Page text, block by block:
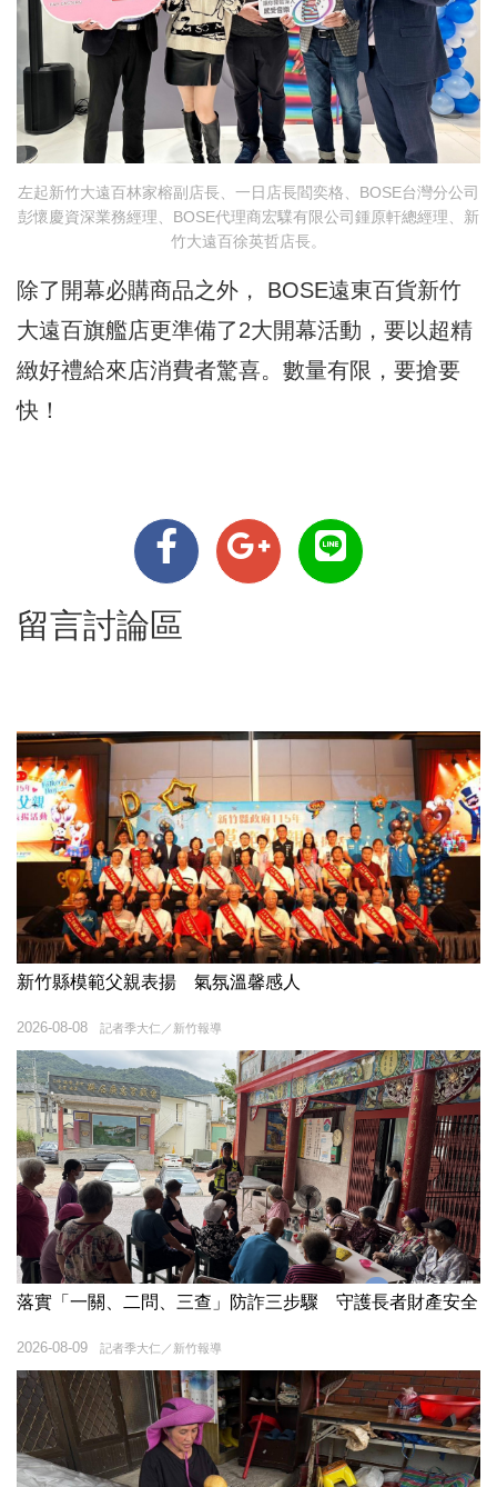
左起新竹大遠百林家榕副店長、一日店長閻奕格、BOSE台灣分公司
彭懷慶資深業務經理、BOSE代理商宏驜有限公司鍾原軒總經理、新
竹大遠百徐英哲店長。
除了開幕必購商品之外， BOSE遠東百貨新竹
大遠百旗艦店更準備了2大開幕活動，要以超精
緻好禮給來店消費者驚喜。數量有限，要搶要
快！
留言討論區
新竹縣模範父親表揚 氣氛溫馨感人
記者季大仁／新竹報導
2026-08-08
落實「一關、二問、三查」防詐三步驟 守護長者財產安全
記者季大仁／新竹報導
2026-08-09